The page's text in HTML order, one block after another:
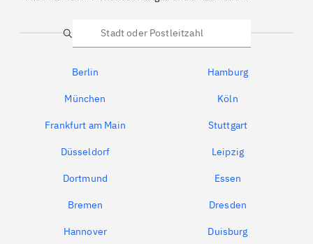
Suche
Berlin Hamburg
München Köln
Frankfurt am Main Stuttgart
Düsseldorf Leipzig
Dortmund Essen
Bremen Dresden
Hannover Duisburg